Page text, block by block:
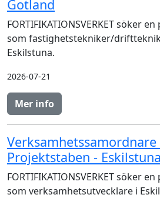
Gotland
FORTIFIKATIONSVERKET söker
som fastighetstekniker/
Eskilstuna.
2026-07-21
Mer info
Projektstaben - Eskilstuna
FORTIFIKATIONSVERKET söker
som verksamhetsutvecklare i